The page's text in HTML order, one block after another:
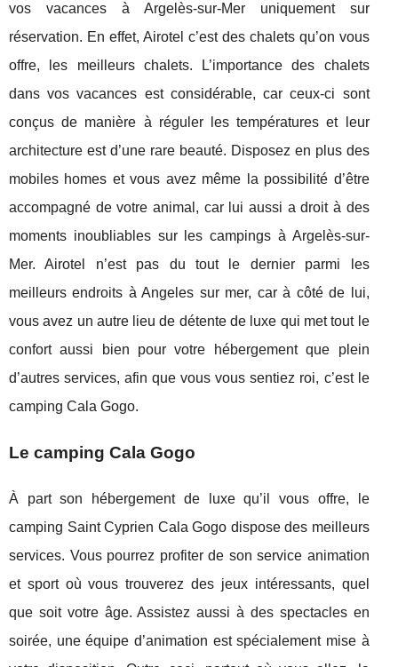
vos vacances à Argelès-sur-Mer uniquement sur
réservation. En effet, Airotel c’est des chalets qu’on vous
offre, les meilleurs chalets. L’importance des chalets
dans vos vacances est considérable, car ceux-ci sont
conçus de manière à réguler les températures et leur
architecture est d’une rare beauté. Disposez en plus des
mobiles homes et vous avez même la possibilité d’être
accompagné de votre animal, car lui aussi a droit à des
moments inoubliables sur les campings à Argelès-sur-
Mer. Airotel n’est pas du tout le dernier parmi les
meilleurs endroits à Angeles sur mer, car à côté de lui,
vous avez un autre lieu de détente de luxe qui met tout le
confort aussi bien pour votre hébergement que plein
d’autres services, afin que vous vous sentiez roi, c’est le
camping Cala Gogo.
Le camping Cala Gogo
À part son hébergement de luxe qu’il vous offre, le
camping Saint Cyprien Cala Gogo dispose des meilleurs
services. Vous pourrez profiter de son service animation
et sport où vous trouverez des jeux intéressants, quel
que soit votre âge. Assistez aussi à des spectacles en
soirée, une équipe d’animation est spécialement mise à